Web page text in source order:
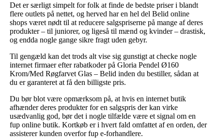
Det er særligt simpelt for folk at finde de bedste priser i blandt
flere outlets på nettet, og herved har en hel del Belid online
shops været nødt til at reducere salgspriserne på mange af deres
produkter – til juniorer, og ligeså til mænd og kvinder – drastisk,
og endda nogle gange sikre fragt uden gebyr.
Til gengæld kan det trods alt vise sig gunstigt at checke nogle
internet firmaer efter rabatkoder på Gloria Pendel Ø160
Krom/Med Røgfarvet Glas – Belid inden du bestiller, sådan at
du er garanteret at få den billigste pris.
Du bør blot være opmærksom på, at hvis en internet butik
afhænder deres produkter for en salgspris der kan virke
usædvanlig god, bør det i nogle tilfælde være et signal om en
fup online butik. Kortkøb er i hvert fald omfattet af en orden, der
assisterer kunden overfor fup e-forhandlere.